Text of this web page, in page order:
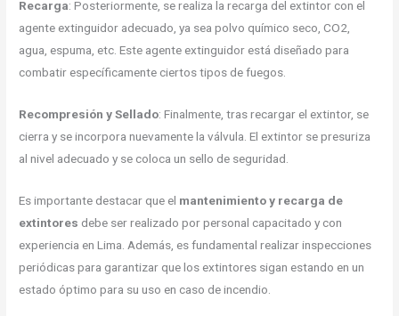
Recarga: Posteriormente, se realiza la recarga del extintor con el
agente extinguidor adecuado, ya sea polvo químico seco, CO2,
agua, espuma, etc. Este agente extinguidor está diseñado para
combatir específicamente ciertos tipos de fuegos.
Recompresión y Sellado: Finalmente, tras recargar el extintor, se
cierra y se incorpora nuevamente la válvula. El extintor se presuriza
al nivel adecuado y se coloca un sello de seguridad.
Es importante destacar que el mantenimiento y recarga de
extintores debe ser realizado por personal capacitado y con
experiencia en Lima. Además, es fundamental realizar inspecciones
periódicas para garantizar que los extintores sigan estando en un
estado óptimo para su uso en caso de incendio.